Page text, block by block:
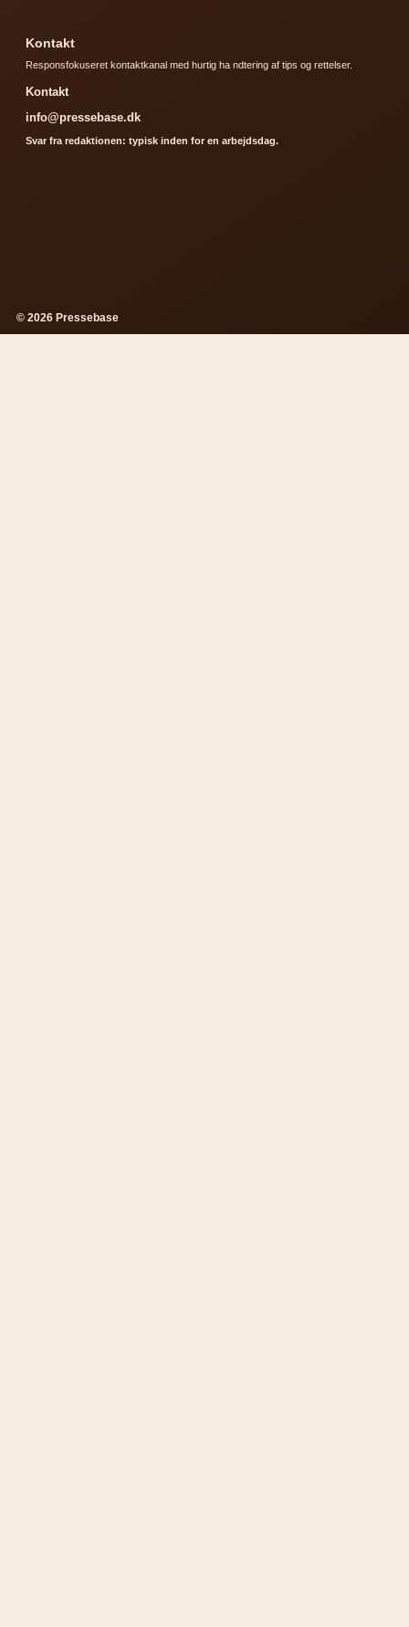
Kontakt
Responsfokuseret kontaktkanal med hurtig ha ndtering af tips og rettelser.
Kontakt
info@pressebase.dk
Svar fra redaktionen: typisk inden for en arbejdsdag.
© 2026 Pressebase